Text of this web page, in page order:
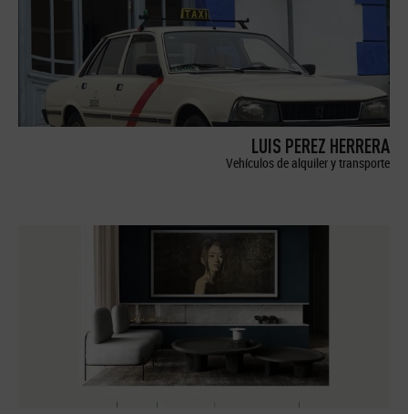
LUIS PEREZ HERRERA
Vehículos de alquiler y transporte